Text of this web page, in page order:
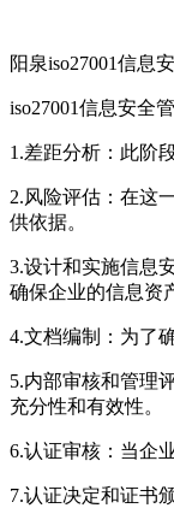
阳泉iso27001信息
iso27001信息安全
1.差距分析：此阶
2.风险评估：在这
供依据。
3.设计和实施信息
确保企业的信息资
4.文档编制：为了
5.内部审核和管理
充分性和有效性。
6.认证审核：当企
7.认证决定和证书